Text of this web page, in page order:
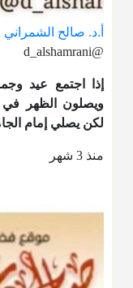
أ.د. صالح الشمراني
@d_alshamrani
إذا اجتمع عيد
ويصلون الظهر في
لكن يصلي إمام
منذ 3 شهر